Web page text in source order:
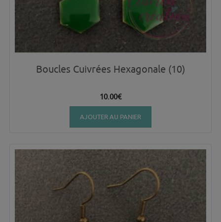
Boucles Cuivrées Hexagonale (10)
10.00€
AJOUTER AU PANIER